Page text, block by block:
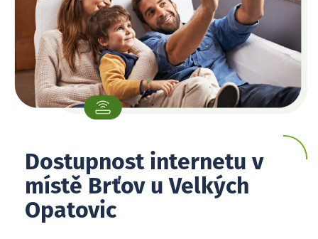
Dostupnost internetu v
místě Brťov u Velkých
Opatovic